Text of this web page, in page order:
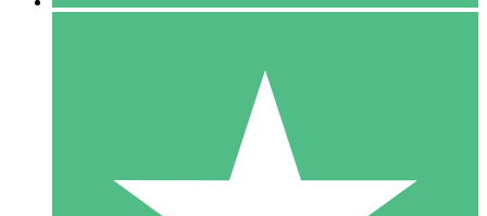
10 Nedladdningar
20 00